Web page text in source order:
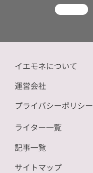
イエモネについて
運営会社
プライバシーポリシー
ライター一覧
記事一覧
サイトマップ